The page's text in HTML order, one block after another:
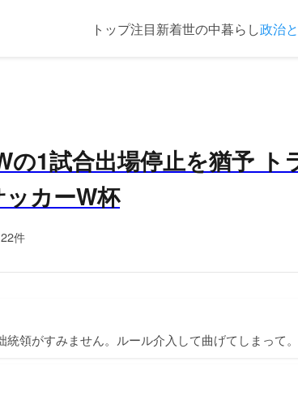
トップ注目新着世の中暮らし政治
の1試合出場停止を猶予 ト
カーW杯
件
領がすみません。ルール介入して曲げてしまって。